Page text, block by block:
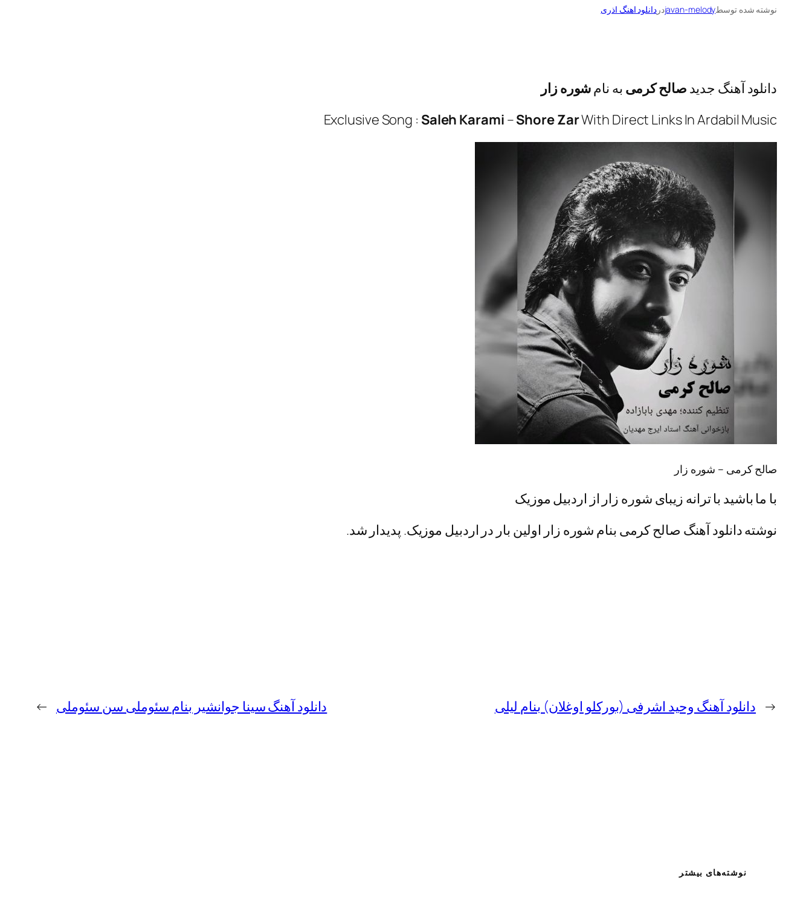
نوشته شده توسطjavan-melodyدردانلود اهنگ اذری
دانلود آهنگ جدید صالح کرمی به نامشوره زار
Exclusive Song : Saleh Karami –Shore ZarWith Direct Links In Ardabil Music
صالح کرمی – شوره زار
با ما باشید با ترانه زیبای شوره زار از اردبیل موزیک
نوشته دانلود آهنگ صالح کرمی بنام شوره زار اولین بار در اردبیل موزیک. پدیدار شد.
← دانلود آهنگ وحید اشرفی (بورکلو اوغلان) بنام لیلی دانلود آهنگ سینا جوانشیر بنام سئوملی سن سئوملی →
نوشته‌های بیشتر